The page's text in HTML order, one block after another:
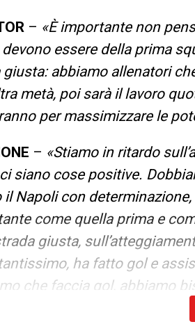
– «È importante non
essere della prima
giusta: abbiamo allenatori
metà, poi sarà il lavoro
per massimizzare le
– «Stiamo in ritardo
siano cose positive.
il Napoli con
come quella prima e
giusta,
ha fatto gol e
che faccia gol, abbiamo
Malinovskyi da